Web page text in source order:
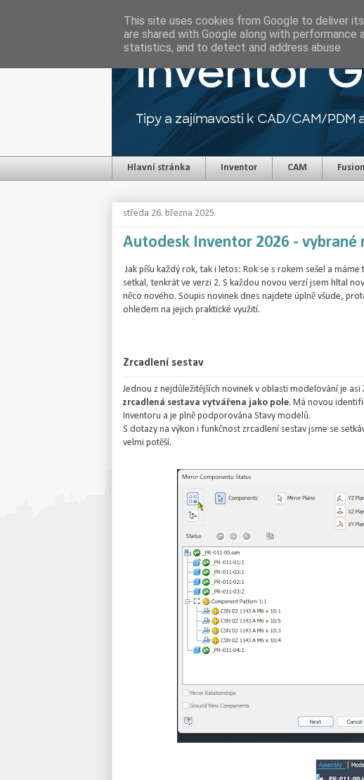
Hlavní stránka Inventor CAM
středa 26. března 2025
Autodesk Inventor 2026 - vybrané
Jak píšu každý rok, tak i letos: Rok se s rokem sešel a
setkal, tenkrát ve verzi 2. S každou novou verzí jsem hltal
něco nového. Soupis novinek dnes najdete úplně všude,
ohledem na jejich praktické využití.
Zrcadlení sestav
Jednou z nejdůležitějších novinek v oblasti modelování je
zrcadlená sestava vytvářena jako pole. Má novou
Inventoru a je plně podporována Stavy modelů.
S dotazy na výkon i funkčnost zrcadlení sestav jsme se
velmi potěší.
This site uses cookies from Google to deliver
are shared with Google along with
statistics, and to detect and address abuse.